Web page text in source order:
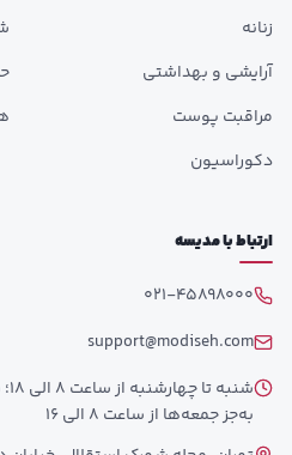
زنانه
آرایشی و بهداشتی
مراقبت پوست
دکوراسیون
ارتباط با مدیسه
021-45898000
support@modiseh.com
به‌جز جمعه‌ها از ساعت 8 الی 16